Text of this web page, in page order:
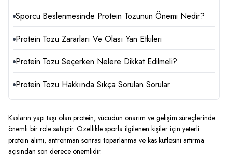
Sporcu Beslenmesinde Protein Tozunun Önemi Nedir?
Protein Tozu Zararları Ve Olası Yan Etkileri
Protein Tozu Seçerken Nelere Dikkat Edilmeli?
Protein Tozu Hakkında Sıkça Sorulan Sorular
Kasların yapı taşı olan protein, vücudun onarım ve gelişim süreçlerinde
önemli bir role sahiptir. Özellikle sporla ilgilenen kişiler için yeterli
protein alımı, antrenman sonrası toparlanma ve kas kütlesini artırma
açısından son derece önemlidir.